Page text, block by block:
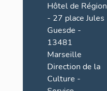
Hôtel de Région
- 27 place Jules
Guesde -
13481
Marseille
Direction de la
Culture -